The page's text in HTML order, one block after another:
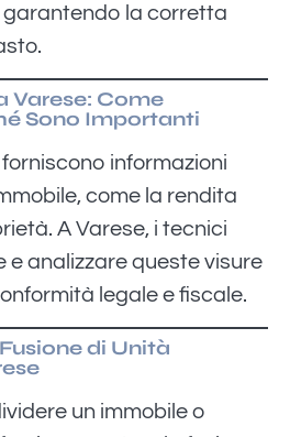
la corretta
Varese: Come
Sono Importanti
informazioni
come la rendita
A Varese, i tecnici
e analizzare queste visure
legale e fiscale.
di Unità
un immobile o